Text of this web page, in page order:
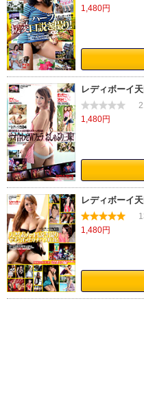
1,480円
レディボーイ
1,480円
レディボーイ
1,480円